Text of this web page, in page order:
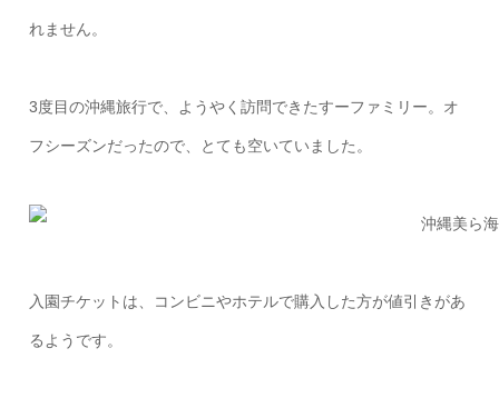
れません。
3度目の沖縄旅行で、ようやく訪問できたすーファミリー。オ
フシーズンだったので、とても空いていました。
入園チケットは、コンビニやホテルで購入した方が値引きがあ
るようです。